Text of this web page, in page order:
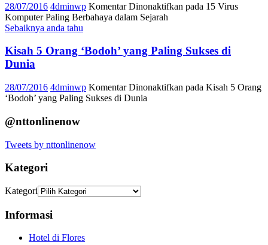
28/07/2016 4dminwp Komentar Dinonaktifkan pada 15 Virus
Komputer Paling Berbahaya dalam Sejarah
Sebaiknya anda tahu
Kisah 5 Orang ‘Bodoh’ yang Paling Sukses di
Dunia
28/07/2016 4dminwp Komentar Dinonaktifkan pada Kisah 5 Orang
‘Bodoh’ yang Paling Sukses di Dunia
@nttonlinenow
Tweets by nttonlinenow
Kategori
Kategori
Informasi
Hotel di Flores